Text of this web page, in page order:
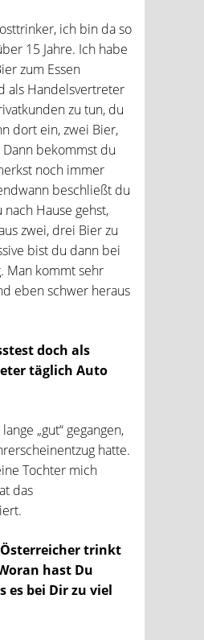
ich bin da so
15 Jahre. Ich habe
zum Essen
als Handelsvertreter
zu tun, du
dort ein, zwei Bier,
Dann bekommst du
noch immer
beschließt du
Hause gehst,
zwei, drei Bier zu
bist du dann bei
Man kommt sehr
eben schwer heraus
doch als
täglich Auto
„gut“ gegangen,
hatte.
Tochter mich
das
Österreicher trinkt
hast Du
es bei Dir zu viel